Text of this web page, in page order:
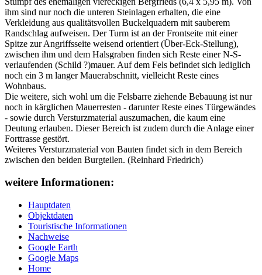
ihm sind nur noch die unteren Steinlagen erhalten, die eine
Verkleidung aus qualitätsvollen Buckelquadern mit sauberem
Randschlag aufweisen. Der Turm ist an der Frontseite mit einer
Spitze zur Angriffsseite weisend orientiert (Über-Eck-Stellung),
zwischen ihm und dem Halsgraben finden sich Reste einer N-S-
verlaufenden (Schild ?)mauer. Auf dem Fels befindet sich lediglich
noch ein 3 m langer Mauerabschnitt, vielleicht Reste eines
Wohnbaus.
Die weitere, sich wohl um die Felsbarre ziehende Bebauung ist nur
noch in kärglichen Mauerresten - darunter Reste eines Türgewändes
- sowie durch Versturzmaterial auszumachen, die kaum eine
Deutung erlauben. Dieser Bereich ist zudem durch die Anlage einer
Forttrasse gestört.
Weiteres Versturzmaterial von Bauten findet sich in dem Bereich
zwischen den beiden Burgteilen. (Reinhard Friedrich)
weitere Informationen:
Hauptdaten
Objektdaten
Touristische Informationen
Nachweise
Google Earth
Google Maps
Home